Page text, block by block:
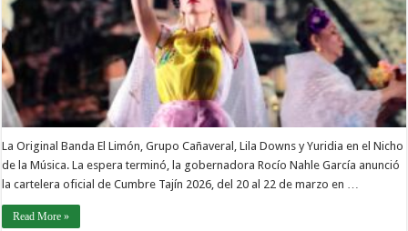
La Original Banda El Limón, Grupo Cañaveral, Lila Downs y Yuridia en el Nicho
de la Música. La espera terminó, la gobernadora Rocío Nahle García anunció
la cartelera oficial de Cumbre Tajín 2026, del 20 al 22 de marzo en …
Read More »